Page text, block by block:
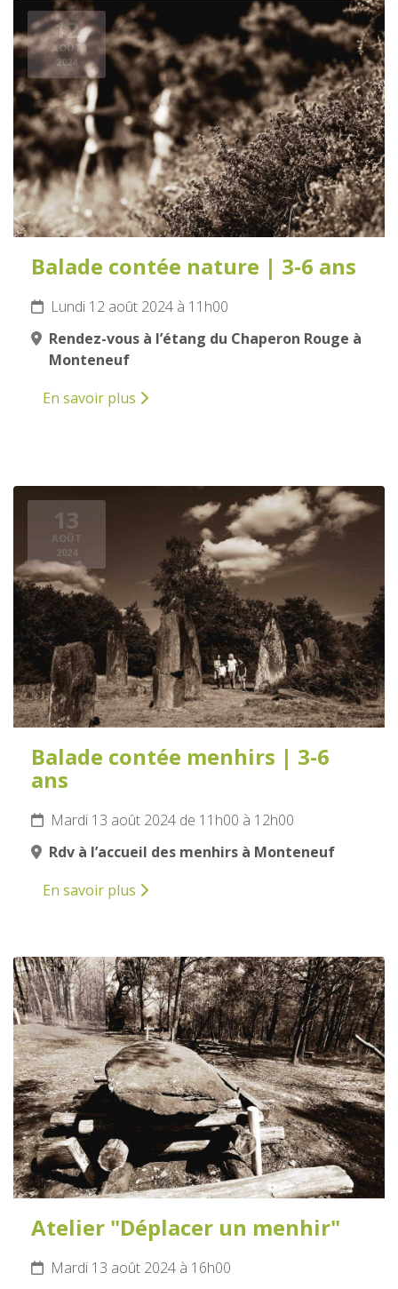
12
AOÛT
2024
Balade contée nature | 3-6 ans
Lundi 12 août 2024 à 11h00
Rendez-vous à l’étang du Chaperon Rouge à
Monteneuf
En savoir plus
13
AOÛT
2024
Balade contée menhirs | 3-6
ans
Mardi 13 août 2024 de 11h00 à 12h00
Rdv à l’accueil des menhirs à Monteneuf
En savoir plus
13
AOÛT
2024
Atelier "Déplacer un menhir"
Mardi 13 août 2024 à 16h00